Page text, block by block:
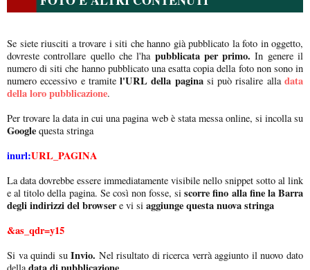
Se siete riusciti a trovare i siti che hanno già pubblicato la foto in oggetto,
dovreste controllare quello che l'ha pubblicata per primo. In genere il
numero di siti che hanno pubblicato una esatta copia della foto non sono in
numero eccessivo e tramitel'URL della paginasi può risalire alla data
della loro pubblicazione.
Per trovare la data in cui una pagina web è stata messa online, si incolla su
Google questa stringa
inurl:URL_PAGINA
La data dovrebbe essere immediatamente visibile nello snippet sotto al link
e al titolo della pagina. Se così non fosse, siscorre fino alla fine la Barra
degli indirizzi del browsere vi si aggiunge questa nuova stringa
&as_qdr=y15
Si va quindi suInvio. Nel risultato di ricerca verrà aggiunto il nuovo dato
della